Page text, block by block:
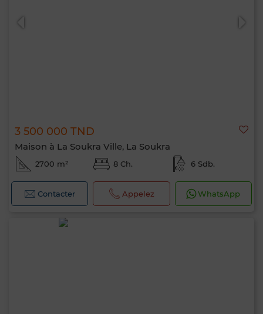
3 500 000 TND
Maison à La Soukra Ville, La Soukra
2700 m² 8 Ch. 6 Sdb.
Contacter Appelez WhatsApp